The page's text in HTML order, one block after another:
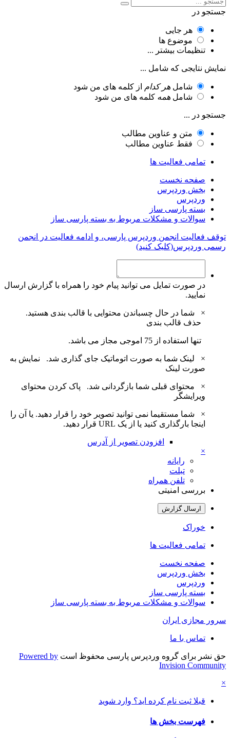
جستجو در
هر جایی
موضوع ها
تنظیمات بیشتر ...
نمایش نتایجی که شامل ...
شامل هر کدام از کلمه های من شود
شامل همه کلمه های من شود
جستجو در ...
متن و عناوین مطالب
فقط عناوین مطالب
تمامی فعالیت ها
صفحه نخست
بخش وردپرس
وردپرس
بسته پارسی ساز
سوالات و مشکلات مربوط به بسته پارسی ساز
توقف فعالیت انجمن وردپرس پارسی، و ادامه فعالیت در انجمن
رسمی وردپرس(کلیک کنید)
در صورت تمایل می توانید پیام خود را همراه با گزارش ارسال
نمایید.
×
شما در حال چسباندن محتوایی با قالب بندی هستید.
حذف قالب بندی
تنها استفاده از 75 اموجی مجاز می باشد.
× لینک شما به صورت اتوماتیک جای گذاری شد. نمایش به
صورت لینک
× محتوای قبلی شما بازگردانی شد. پاک کردن محتوای
ویرایشگر
×
شما مستقیما نمی توانید تصویر خود را قرار دهید. یا آن را
اینجا بارگذاری کنید یا از یک URL قرار دهید.
افزودن تصویر از آدرس
×
رایانه
تبلت
تلفن همراه
بررسی امنیتی
ارسال گزارش
خوراک
تمامی فعالیت ها
صفحه نخست
بخش وردپرس
وردپرس
بسته پارسی ساز
سوالات و مشکلات مربوط به بسته پارسی ساز
سرور مجازی ایران
تماس با ما
حق نشر برای گروه وردپرس پارسی محفوظ است Powered by
Invision Community
×
قبلا ثبت نام کرده اید؟ وارد شوید
فهرست بخش ها